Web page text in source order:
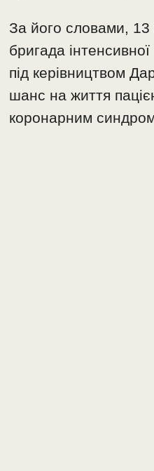
За його словами, 13
бригада інтенсивної
під керівництвом
шанс на життя
коронарним